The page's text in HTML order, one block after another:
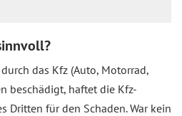
das Kfz (Auto, Motorrad,
beschädigt, haftet die Kfz-
Dritten für den Schaden. War kein